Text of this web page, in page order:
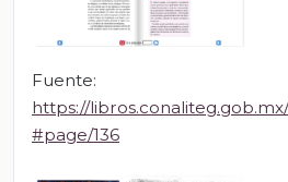
Fuente:
https://
#page/136